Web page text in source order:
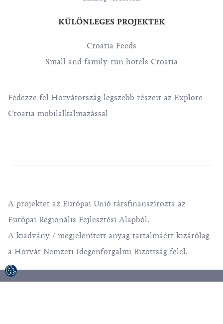
KÜLÖNLEGES PROJEKTEK
Croatia Feeds
Small and family-run hotels Croatia
Fedezze fel Horvátország legszebb részeit az Explore
Croatia mobilalkalmazással
A projektet az Európai Unió társfinanszírozta az
Európai Regionális Fejlesztési Alapból.
A kiadvány / megjelenített anyag tartalmáért kizárólag
a Horvát Nemzeti Idegenforgalmi Bizottság felel.